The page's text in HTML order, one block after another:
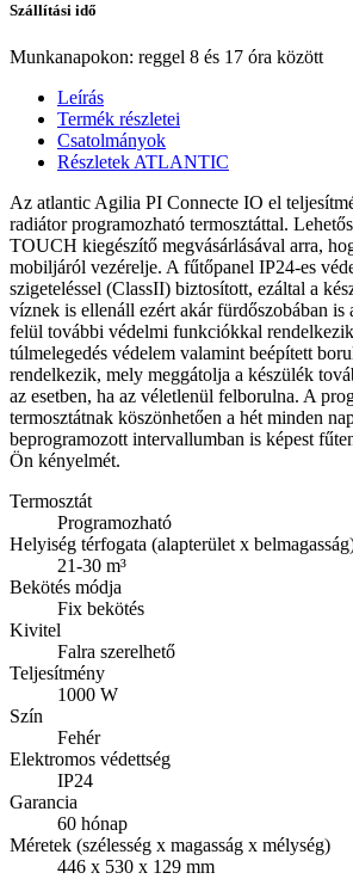
Szállítási idő
Munkanapokon: reggel 8 és 17 óra között
Leírás
Termék részletei
Csatolmányok
Részletek ATLANTIC
Az atlantic Agilia PI Connecte IO el
radiátor programozható termosztáttal.
TOUCH kiegészítő megvásárlásával arra,
mobiljáról vezérelje. A fűtőpanel IP24-es
szigeteléssel (ClassII) biztosított, ezáltal a
víznek is ellenáll ezért akár fürdőszobában is
felül további védelmi funkciókkal
túlmelegedés védelem valamint beépített
rendelkezik, mely meggátolja a készülék
az esetben, ha az véletlenül felborulna. A
termosztátnak köszönhetően a hét minden
beprogramozott intervallumban is képest
Ön kényelmét.
Termosztát
Programozható
Helyiség térfogata (alapterület x
21-30 m³
Bekötés módja
Fix bekötés
Kivitel
Falra szerelhető
Teljesítmény
1000 W
Szín
Fehér
Elektromos védettség
IP24
Garancia
60 hónap
Méretek (szélesség x magasság x mélység)
446 x 530 x 129 mm